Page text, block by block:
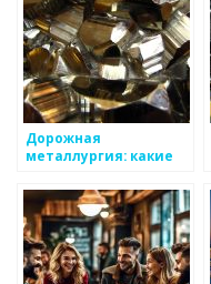
Дорожная
металлургия: какие
используют